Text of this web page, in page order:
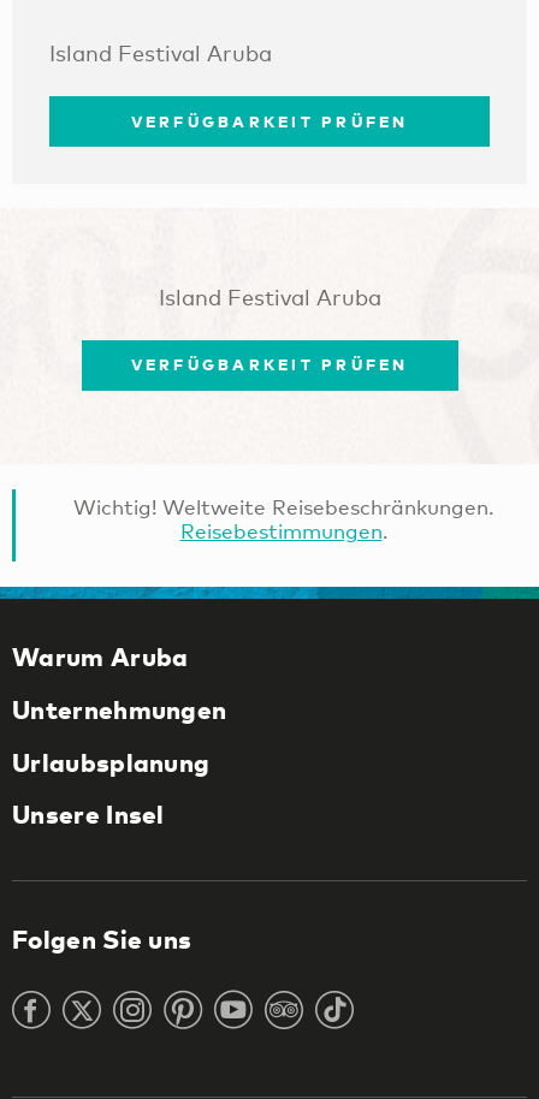
Island Festival Aruba
VERFÜGBARKEIT PRÜFEN
Island Festival Aruba
VERFÜGBARKEIT PRÜFEN
Wichtig! Weltweite Reisebeschränkungen.
Reisebestimmungen.
Warum Aruba
Unternehmungen
Urlaubsplanung
Unsere Insel
Folgen Sie uns